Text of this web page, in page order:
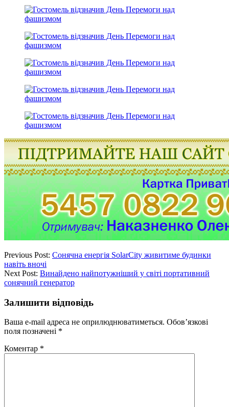
Previous Post: Сонячна енергія SolarCity живитиме будинки
навіть вночі
Next Post: Винайдено найпотужніший у світі портативний
сонячний генератор
Залишити відповідь
Ваша e-mail адреса не оприлюднюватиметься. Обов’язкові
поля позначені *
Коментар *